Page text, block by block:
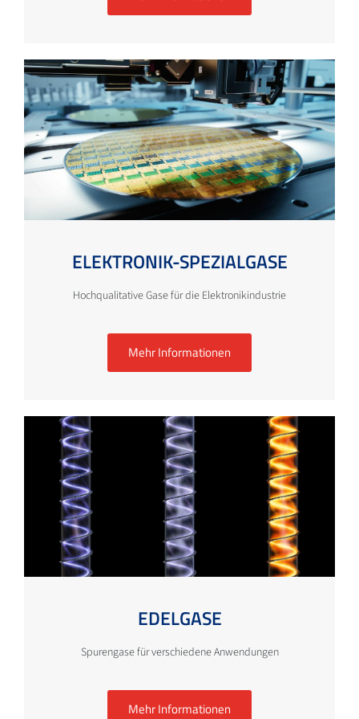
ELEKTRONIK-SPEZIALGASE
Hochqualitative Gase für die Elektronikindustrie
Mehr Informationen
EDELGASE
Spurengase für verschiedene Anwendungen
Mehr Informationen